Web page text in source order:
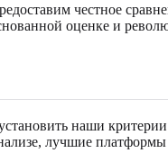
честное
оценке и
наши
лучшие